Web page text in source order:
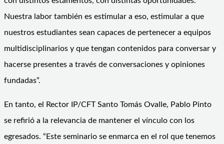
Nuestra labor también es estimular a eso, estimular a que
nuestros estudiantes sean capaces de pertenecer a equipos
multidisciplinarios y que tengan contenidos para conversar y
hacerse presentes a través de conversaciones y opiniones
fundadas”.
En tanto, el Rector IP/CFT Santo Tomás Ovalle, Pablo Pinto
se refirió a la relevancia de mantener el vínculo con los
egresados. “Este seminario se enmarca en el rol que tenemos